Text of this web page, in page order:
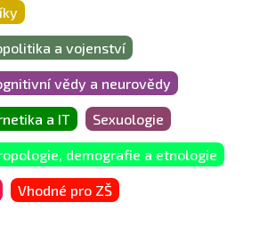
a vojenství
vědy a neurovědy
a IT Sexuologie
demografie a etnologie
Vhodné pro ZŠ